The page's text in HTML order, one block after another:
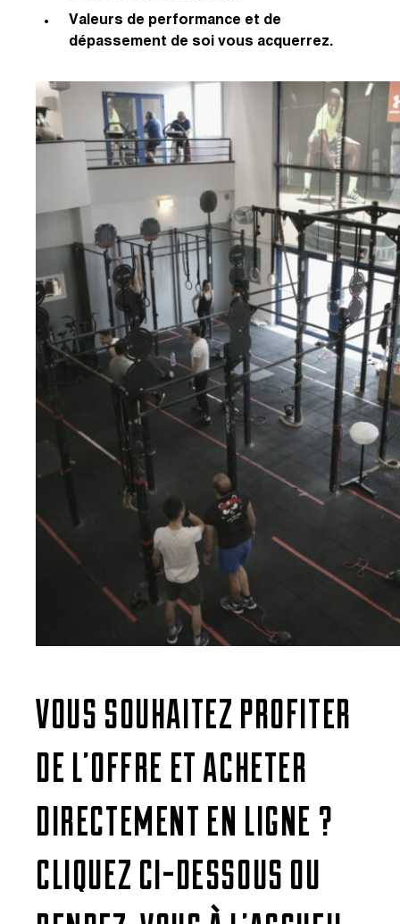
Valeurs de performance et de
dépassement de soi vous acquerrez.
VOUS SOUHAITEZ PROFITER
DE L’OFFRE ET ACHETER
DIRECTEMENT EN LIGNE ?
CLIQUEZ CI-DESSOUS OU